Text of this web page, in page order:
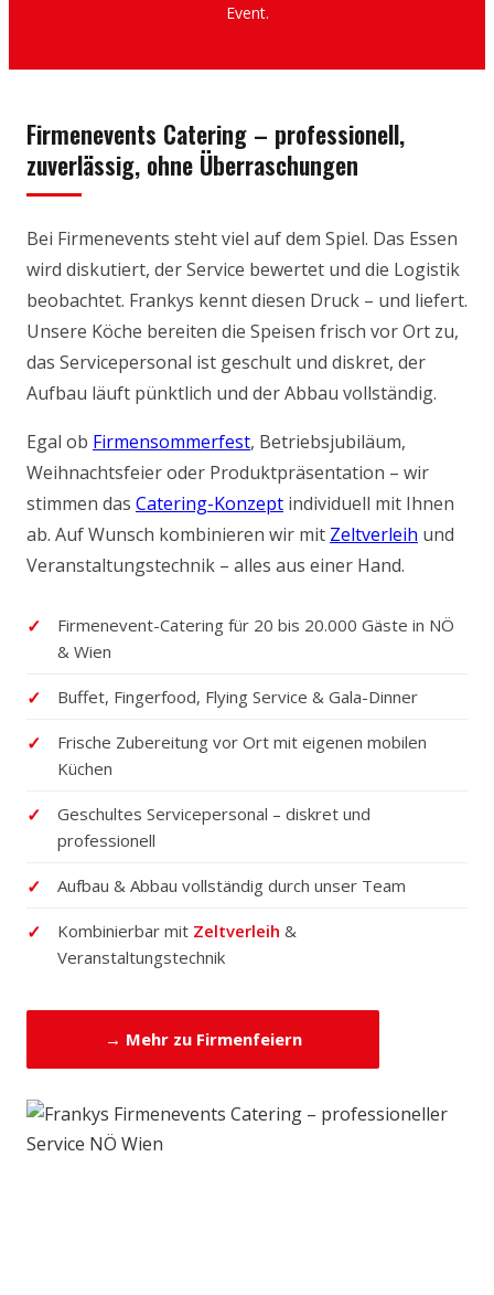
Event.
Firmenevents Catering – professionell,
zuverlässig, ohne Überraschungen
Bei Firmenevents steht viel auf dem Spiel. Das Essen
wird diskutiert, der Service bewertet und die Logistik
beobachtet. Frankys kennt diesen Druck – und liefert.
Unsere Köche bereiten die Speisen frisch vor Ort zu,
das Servicepersonal ist geschult und diskret, der
Aufbau läuft pünktlich und der Abbau vollständig.
Egal ob Firmensommerfest, Betriebsjubiläum,
Weihnachtsfeier oder Produktpräsentation – wir
stimmen das Catering-Konzept individuell mit Ihnen
ab. Auf Wunsch kombinieren wir mit Zeltverleih und
Veranstaltungstechnik – alles aus einer Hand.
Firmenevent-Catering für 20 bis 20.000 Gäste in NÖ
& Wien
Buffet, Fingerfood, Flying Service & Gala-Dinner
Frische Zubereitung vor Ort mit eigenen mobilen
Küchen
Geschultes Servicepersonal – diskret und
professionell
Aufbau & Abbau vollständig durch unser Team
Kombinierbar mit Zeltverleih &
Veranstaltungstechnik
→ Mehr zu Firmenfeiern